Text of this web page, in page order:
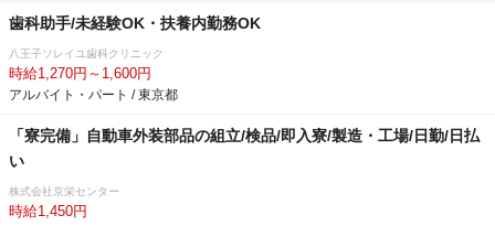
歯科助手/未経験OK・扶養内勤務OK
八王子ソレイユ歯科クリニック
時給1,270円～1,600円
アルバイト・パート / 東京都
「寮完備」自動車外装部品の組立/検品/即入寮/製造・工場/日勤/日払
い
株式会社京栄センター
時給1,450円